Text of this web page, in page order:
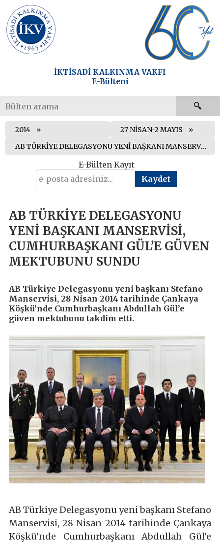
İKTİSADİ KALKINMA VAKFI
E-Bülteni
2014
27 NİSAN-2 MAYIS
AB TÜRKİYE DELEGASYONU YENİ BAŞKANI MANSERVİSİ, CUMHURBAŞKANI GÜL’E GÜVEN MEKTUBUNU SUNDU
E-Bülten Kayıt
AB TÜRKİYE DELEGASYONU
YENİ BAŞKANI MANSERVİSİ,
CUMHURBAŞKANI GÜL’E GÜVEN
MEKTUBUNU SUNDU
AB Türkiye Delegasyonu yeni başkanı Stefano
Manservisi, 28 Nisan 2014 tarihinde Çankaya
Köşkü’nde Cumhurbaşkanı Abdullah Gül’e
güven mektubunu takdim etti.
AB Türkiye Delegasyonu yeni başkanı Stefano
Manservisi, 28 Nisan 2014 tarihinde Çankaya
Köşkü’nde Cumhurbaşkanı Abdullah Gül’e